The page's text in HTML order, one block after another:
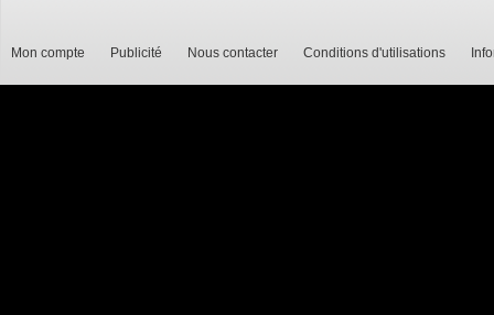
Mon compte Publicité Nous contacter Conditions d'utilisations